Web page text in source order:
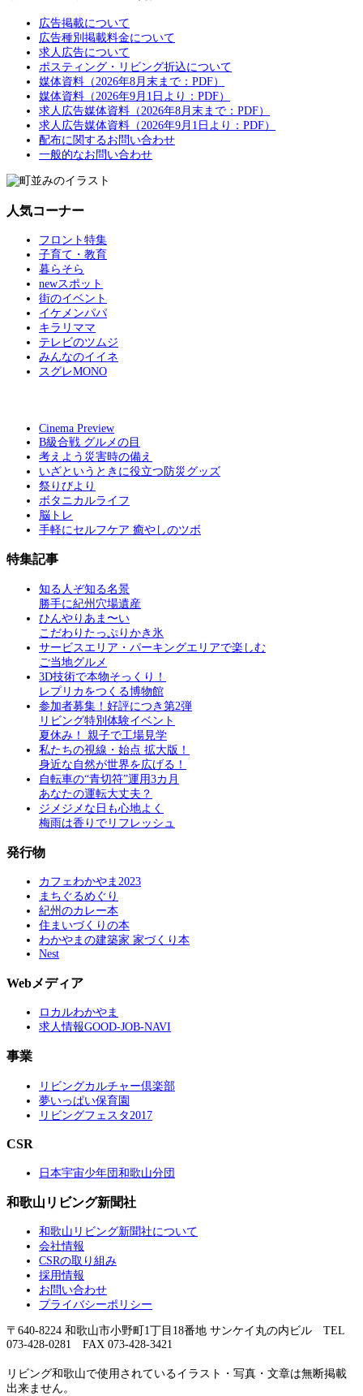
広告掲載について
広告種別掲載料金について
求人広告について
ポスティング・リビング折込について
媒体資料（2026年8月末まで：PDF）
媒体資料（2026年9月1日より：PDF）
求人広告媒体資料（2026年8月末まで：PDF）
求人広告媒体資料（2026年9月1日より：PDF）
配布に関するお問い合わせ
一般的なお問い合わせ
人気コーナー
フロント特集
子育て・教育
暮らそら
newスポット
街のイベント
イケメンパパ
キラリママ
テレビのツムジ
みんなのイイネ
スグレMONO
Cinema Preview
B級合戦 グルメの目
考えよう災害時の備え
いざというときに役立つ防災グッズ
祭りびより
ボタニカルライフ
脳トレ
手軽にセルフケア 癒やしのツボ
特集記事
知る人ぞ知る名景
勝手に紀州穴場遺産
ひんやりあま〜い
こだわりたっぷりかき氷
サービスエリア・パーキングエリアで楽しむ
ご当地グルメ
3D技術で本物そっくり！
レプリカをつくる博物館
参加者募集！好評につき第2弾
リビング特別体験イベント
夏休み！ 親子で工場見学
私たちの視線・始点 拡大版！
身近な自然が世界を広げる！
自転車の“青切符”運用3カ月
あなたの運転大丈夫？
ジメジメな日も心地よく
梅雨は香りでリフレッシュ
発行物
カフェわかやま2023
まちぐるめぐり
紀州のカレー本
住まいづくりの本
わかやまの建築家 家づくり本
Nest
Webメディア
ロカルわかやま
求人情報GOOD-JOB-NAVI
事業
リビングカルチャー倶楽部
夢いっぱい保育園
リビングフェスタ2017
CSR
日本宇宙少年団和歌山分団
和歌山リビング新聞社
和歌山リビング新聞社について
会社情報
CSRの取り組み
採用情報
お問い合わせ
プライバシーポリシー
〒640-8224 和歌山市小野町1丁目18番地 サンケイ丸の内ビル TEL
073-428-0281 FAX 073-428-3421
リビング和歌山で使用されているイラスト・写真・文章は無断掲載
出来ません。